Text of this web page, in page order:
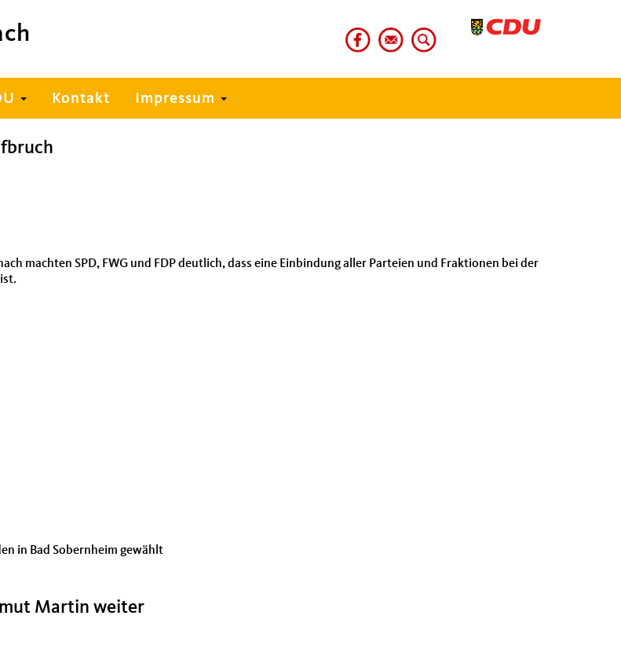
Kontakt Impressum
machten SPD, FWG und FDP deutlich, dass eine Einbindung aller Parteien und Fraktionen bei der
in Bad Sobernheim gewählt
Martin weiter